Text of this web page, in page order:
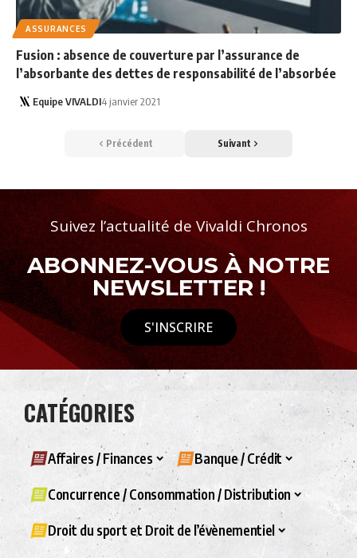
ASSURANCES
Fusion : absence de couverture par l’assurance de
l’absorbante des dettes de responsabilité de l’absorbée
Equipe VIVALDI4 janvier 2021
Précédent Suivant
Suivez l’actualité de Vivaldi Chronos
ABONNEZ-VOUS À NOTRE
NEWSLETTER !
S'INSCRIRE
CATÉGORIES
Affaires / Finances Banque / Crédit
Concurrence / Consommation / Distribution
Droit du sport et Droit de l’évènementiel